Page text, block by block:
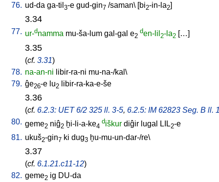
76. ud-da ga-til 3-e gud-gin7 /saman\ [bi2-in-la2]
3.34
77. ur-dnamma mu-ša-lum gal-gal e2
den-lil 2-la2 […]
3.35
(cf. 3.31)
78. na-an-ni libir-ra-ni mu-na-/kal \
79. ĝe26-e lu2 libir-ra-ka-e-še
3.36
(cf. 6.2.3: UET 6/2 325 ll. 3-5, 6.2.5: IM 62823 Seg. B ll.
80. geme2 niĝ2 ḫi-li-a-ke4
diškur diĝir lugal LIL2-e
81. ukuš2-gin7 ki dug3 ḫu-mu-un-dar-/re\
3.37
(cf. 6.1.21.c11-12)
82. geme2 ig DU-da